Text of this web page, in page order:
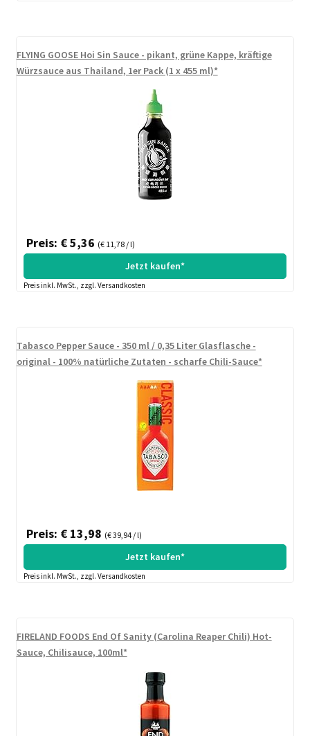
FLYING GOOSE Hoi Sin Sauce - pikant, grüne Kappe, kräftige
Würzsauce aus Thailand, 1er Pack (1 x 455 ml)*
Preis: € 5,36 (€ 11,78 / l)
Jetzt kaufen*
Preis inkl. MwSt., zzgl. Versandkosten
Tabasco Pepper Sauce - 350 ml / 0,35 Liter Glasflasche -
original - 100% natürliche Zutaten - scharfe Chili-Sauce*
Preis: € 13,98 (€ 39,94 / l)
Jetzt kaufen*
Preis inkl. MwSt., zzgl. Versandkosten
FIRELAND FOODS End Of Sanity (Carolina Reaper Chili) Hot-
Sauce, Chilisauce, 100ml*